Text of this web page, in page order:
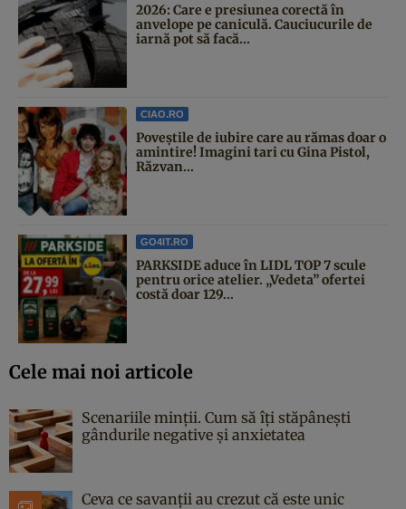
2026: Care e presiunea corectă în
anvelope pe caniculă. Cauciucurile de
iarnă pot să facă...
CIAO.RO
Poveştile de iubire care au rămas doar o
amintire! Imagini tari cu Gina Pistol,
Răzvan...
GO4IT.RO
PARKSIDE aduce în LIDL TOP 7 scule
pentru orice atelier. „Vedeta” ofertei
costă doar 129...
Cele mai noi articole
Scenariile minții. Cum să îți stăpânești
gândurile negative și anxietatea
Ceva ce savanții au crezut că este unic